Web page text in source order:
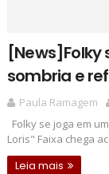
sombria e
Paula Ramagem
Folky se joga em
Loris" Faixa chega
Leia mais